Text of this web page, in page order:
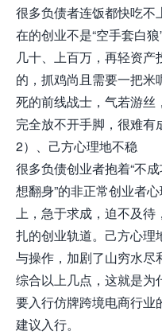
很多负债者连饭都快吃不
在的创业不是“空手套白
几十、上百万，再轻资
的，抓鸡尚且需要一把
死的前线战士，气若游丝
完全放不开手脚，很难有
2）、己方心理地不稳
很多负债创业者抱着“不成
想翻身”的非正常创业者
上，急于求成，迫不及待
扎的创业轨道。己方心理
与操作，加剧了山穷水尽
综合以上几点，这就是为
要入行仿牌跨境电商行业
建议入行。